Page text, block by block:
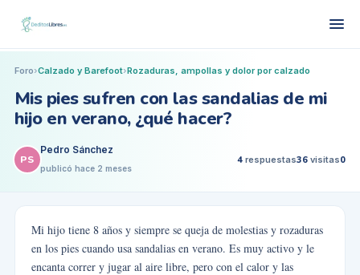
Foro›Calzado y Barefoot›Rozaduras, ampollas y dolor por calzado
Mis pies sufren con las sandalias de mi
hijo en verano, ¿qué hacer?
PS
Pedro Sánchez
publicó hace 2 meses
4 respuestas36 visitas0
Mi hijo tiene 8 años y siempre se queja de molestias y rozaduras
en los pies cuando usa sandalias en verano. Es muy activo y le
encanta correr y jugar al aire libre, pero con el calor y las